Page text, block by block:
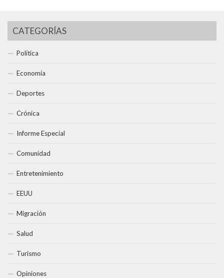
CATEGORÍAS
Política
Economía
Deportes
Crónica
Informe Especial
Comunidad
Entretenimiento
EEUU
Migración
Salud
Turismo
Opiniones